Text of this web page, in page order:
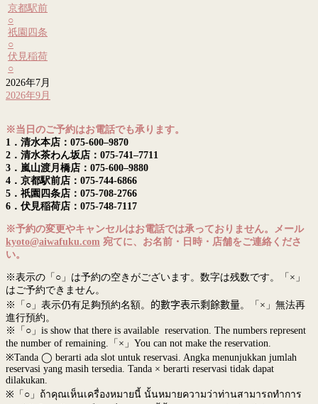
京都駅前
○
祇園四条
○
伏見稲荷
○
2026年7月
2026年9月
※当日のご予約はお電話でも承ります。
1．清水本店：075-600–9870
2．清水茶わん坂店：075-741–7711
3．嵐山渡月橋店：075-600–9880
4．京都駅前店：075-744-6866
5．祇園四条店：075-708-2766
6．伏見稲荷店：075-748-7117
※予約の変更やキャンセルはお電話では承っておりません。メール
kyoto@aiwafuku.com 宛てに、お名前・日時・店舗をご連絡くださ
い。
※表示の「○」は予約の空きがございます。数字は残数です。「×」
はご予約できません。
※「○」表示仍有足夠預約名額。 的數字表示剩餘數量。「×」無法再
進行預約。
※「○」is show that there is available reservation. The numbers represent
the number of remaining.「×」You can not make the reservation.
※Tanda ◯ berarti ada slot untuk reservasi. Angka menunjukkan jumlah
reservasi yang masih tersedia. Tanda × berarti reservasi tidak dapat
dilakukan.
※ 「○」ถ้าคุณเห็นเครื่องหมายนี้ นั้นหมายความว่าท่านสามารถทำการ